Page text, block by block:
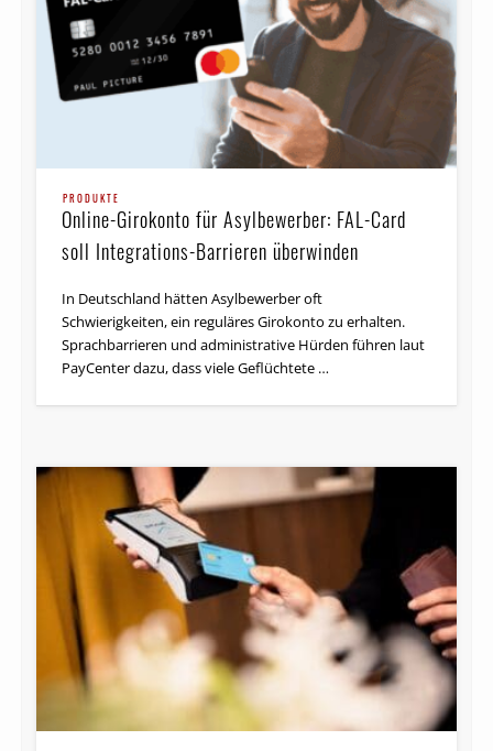
PRODUKTE
Online-Girokonto für Asylbewerber: FAL-Card
soll Integrations-Barrieren überwinden
In Deutschland hätten Asylbewerber oft
Schwierigkeiten, ein reguläres Girokonto zu erhalten.
Sprachbarrieren und administrative Hürden führen laut
PayCenter dazu, dass viele Geflüchtete …